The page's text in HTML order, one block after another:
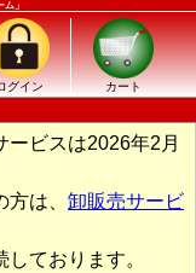
」
グイン カート
ービスは2026年2月
は、 卸販売サービ
ております。